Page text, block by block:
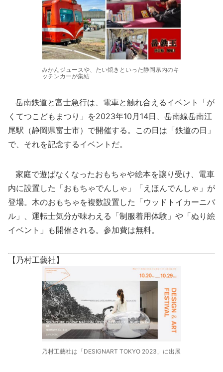
みかんジュースや、たい焼きといった静岡県内のキ
ッチンカーが集結
岳南鉄道と富士急行は、電車と触れ合えるイベント「が
くてつこどもまつり」を2023年10月14日、岳南線岳南江
尾駅（静岡県富士市）で開催する。この日は「鉄道の日」
で、それを記念するイベントだ。
家庭で遊ばなくなったおもちゃや絵本を譲り受け、電車
内に設置した「おもちゃでんしゃ」「えほんでんしゃ」が
登場。木のおもちゃを複数設置した「ウッドトイカーニバ
ル」、運転士気分が味わえる「制服着用体験」や「ぬり絵
イベント」も開催される。参加費は無料。
【乃村工藝社】
乃村工藝社は「DESIGNART TOKYO 2023」に出展